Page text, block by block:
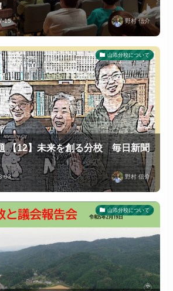
15 野村 信介
山添分校について
【12】未来を創る分校 毎日新聞
03 野村 信介
山添分校について